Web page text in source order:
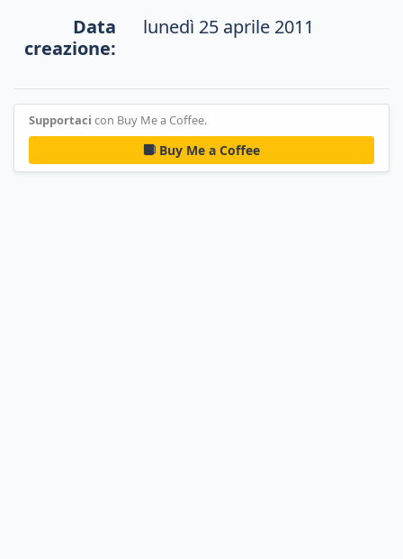
Data
creazione:
lunedì 25 aprile 2011
Supportaci con Buy Me a Coffee.
Buy Me a Coffee